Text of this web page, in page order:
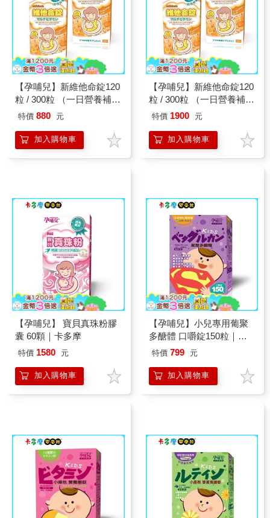
【孕哺兒】新維他命錠120
粒 / 300粒 （一日營養補
給）｜卡多摩
特價 880 元
加入購物車
【孕哺兒】新維他命錠120
粒 / 300粒 （一日營養補
給）｜卡多摩
特價 1900 元
加入購物車
【孕哺兒】 寶貝真珠粉膠
囊 60顆｜卡多摩
特價 1580 元
加入購物車
【孕哺兒】小兒專用葡聚
多醣體 口嚼錠150粒｜卡
多摩
特價 799 元
加入購物車